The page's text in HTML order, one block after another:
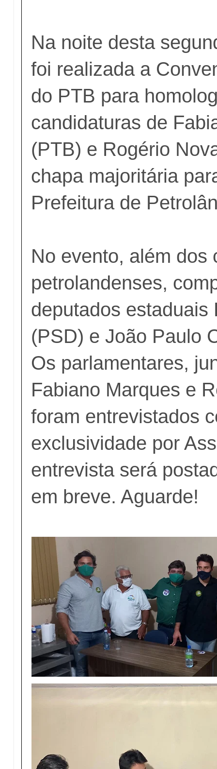
Na noite desta
foi realizada a
do PTB para
candidaturas de
(PTB) e Rogério
chapa majoritária
Prefeitura de
No evento, além dos
petrolandenses,
deputados estaduais
(PSD) e João Paulo
Os parlamentares,
Fabiano Marques e
foram entrevistados
exclusividade por
entrevista será
em breve. Aguarde!